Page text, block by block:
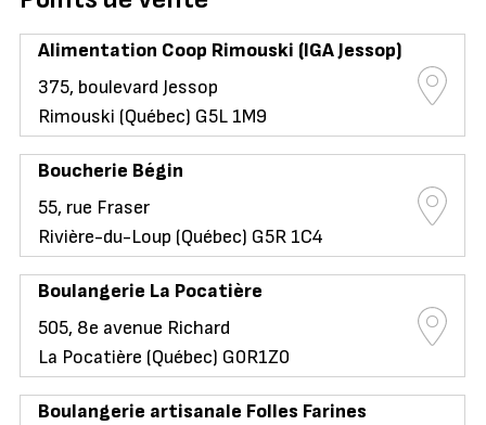
Alimentation Coop Rimouski (IGA Jessop)
375, boulevard Jessop
Rimouski (Québec) G5L 1M9
Boucherie Bégin
55, rue Fraser
Rivière-du-Loup (Québec) G5R 1C4
Boulangerie La Pocatière
505, 8e avenue Richard
La Pocatière (Québec) G0R1Z0
Boulangerie artisanale Folles Farines